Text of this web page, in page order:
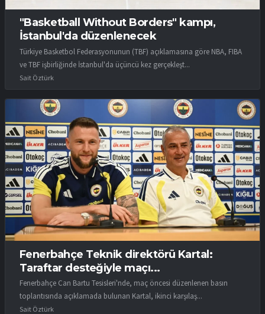
"Basketball Without Borders" kampı,
İstanbul'da düzenlenecek
Türkiye Basketbol Federasyonunun (TBF) açıklamasına göre NBA, FIBA
ve TBF işbirliğinde İstanbul'da üçüncü kez gerçekleşt...
Sait Öztürk
Fenerbahçe Teknik direktörü Kartal:
Taraftar desteğiyle maçı...
Fenerbahçe Can Bartu Tesisleri'nde, maç öncesi düzenlenen basın
toplantısında açıklamada bulunan Kartal, ikinci karşılaş...
Sait Öztürk